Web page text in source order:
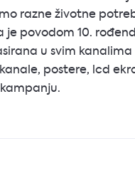
razne životne
je povodom 10.
u svim kanalima
postere, lcd